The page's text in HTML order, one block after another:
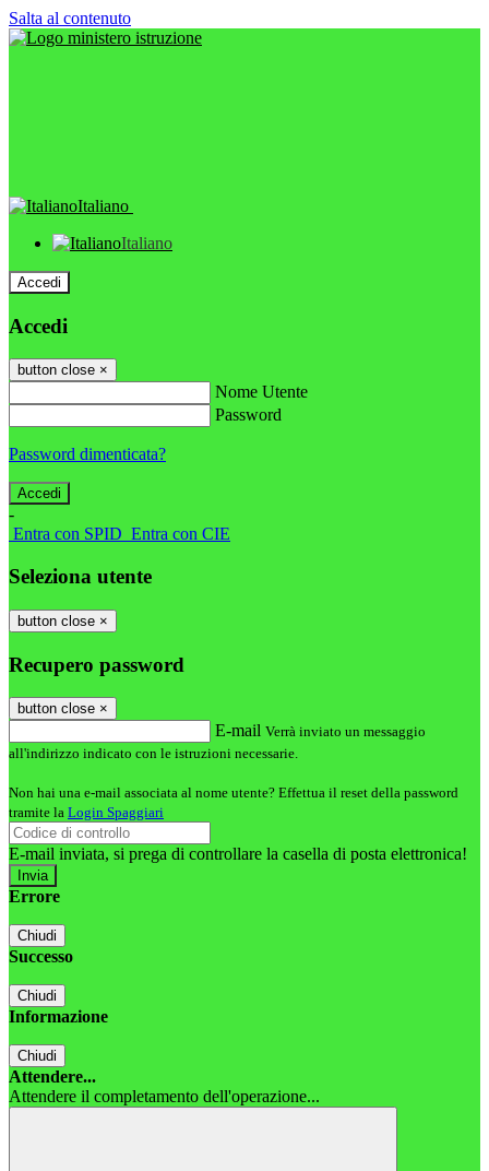
Salta al contenuto
Italiano
Italiano
Accedi
Accedi
button close ×
Nome Utente
Password
Password dimenticata?
-
Entra con SPID Entra con CIE
Seleziona utente
button close ×
Recupero password
button close ×
E-mail Verrà inviato un messaggio
all'indirizzo indicato con le istruzioni necessarie.
Non hai una e-mail associata al nome utente? Effettua il reset della password
tramite la Login Spaggiari
E-mail inviata, si prega di controllare la casella di posta elettronica!
Errore
Chiudi
Successo
Chiudi
Informazione
Chiudi
Attendere...
Attendere il completamento dell'operazione...